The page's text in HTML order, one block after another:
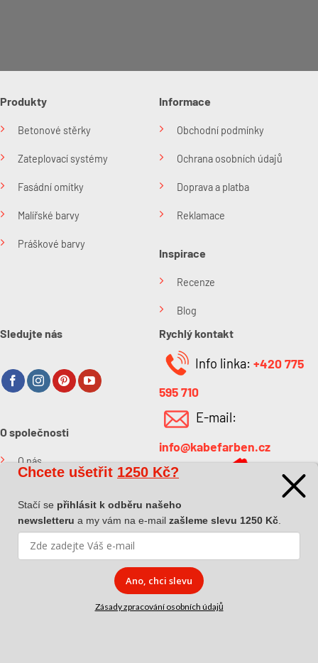
Produkty
Betonové stěrky
Zateplovací systémy
Fasádní omítky
Malířské barvy
Práškové barvy
Informace
Obchodní podmínky
Ochrana osobních údajů
Doprava a platba
Reklamace
Inspirace
Recenze
Blog
Sledujte nás
O společnosti
O nás
Rychlý kontakt
Info linka: +420 775
595 710
E-mail:
info@kabefarben.cz
Dova a.s. Pokyny k převzetí zásilky
zpracování osobních údajů|Affiliate spolupráce
Chcete ušetřit 1250 Kč?
Stačí se přihlásit k odběru našeho
newsletteru a my vám na e-mail zašleme slevu 1250 Kč
Ano, chci slevu
Zásady zpracování osobních údajů